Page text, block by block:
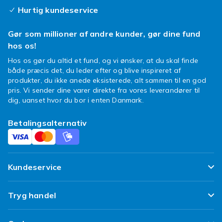
Stresslegetøj, fidget toys og squishies er
Ikke nødvendigvis fordi du behøver dem, men
bestemt fordi du vil have dem.
Hurtig kundeservice
Gør som millioner af andre kunder, gør dine fund
hos os!
Hos os gør du altid et fund, og vi ønsker, at du skal finde
både præcis det, du leder efter og blive inspireret af
produkter, du ikke anede eksisterede, alt sammen til en god
pris. Vi sender dine varer direkte fra vores leverandører til
dig, uanset hvor du bor i enten Danmark.
Betalingsalternativ
Kundeservice
Ofte stillede spørgsmål
Spor min pakke
Tryg handel
Tilfredshedsgaranti